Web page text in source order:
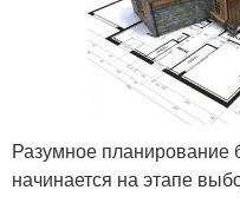
Разумное планирование
начинается на этапе